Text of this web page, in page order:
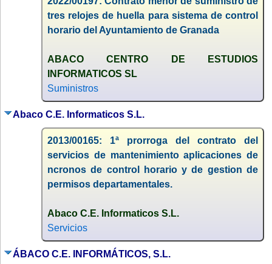
tres relojes de huella para sistema de control
horario del Ayuntamiento de Granada
ABACO CENTRO DE ESTUDIOS
INFORMATICOS SL
Suministros
Abaco C.E. Informaticos S.L.
2013/00165: 1ª prorroga del contrato del
servicios de mantenimiento aplicaciones de
ncronos de control horario y de gestion de
permisos departamentales.
Abaco C.E. Informaticos S.L.
Servicios
ÁBACO C.E. INFORMÁTICOS, S.L.